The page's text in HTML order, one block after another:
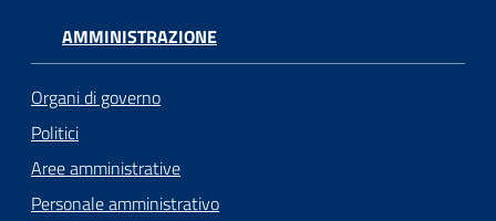
AMMINISTRAZIONE
Organi di governo
Politici
Aree amministrative
Personale amministrativo